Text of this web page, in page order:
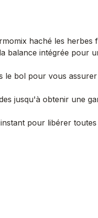
haché les
balance intégrée pour
le bol pour vous
jusqu'à obtenir une
pour libérer